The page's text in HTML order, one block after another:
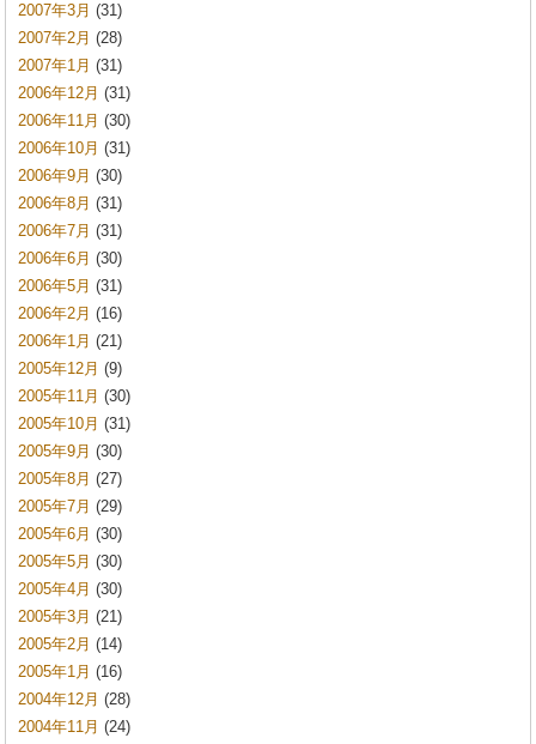
2007年3月 (31)
2007年2月 (28)
2007年1月 (31)
2006年12月 (31)
2006年11月 (30)
2006年10月 (31)
2006年9月 (30)
2006年8月 (31)
2006年7月 (31)
2006年6月 (30)
2006年5月 (31)
2006年2月 (16)
2006年1月 (21)
2005年12月 (9)
2005年11月 (30)
2005年10月 (31)
2005年9月 (30)
2005年8月 (27)
2005年7月 (29)
2005年6月 (30)
2005年5月 (30)
2005年4月 (30)
2005年3月 (21)
2005年2月 (14)
2005年1月 (16)
2004年12月 (28)
2004年11月 (24)